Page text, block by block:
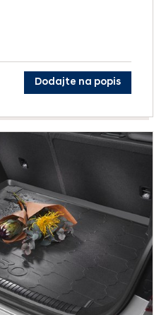
Dodajte na popis